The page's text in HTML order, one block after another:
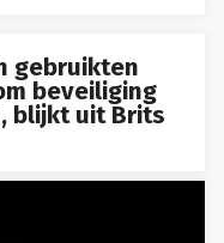
gebruikten
beveiliging
blijkt uit Brits